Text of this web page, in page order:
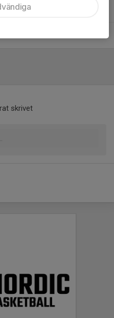
Huvudtränare
skrivet